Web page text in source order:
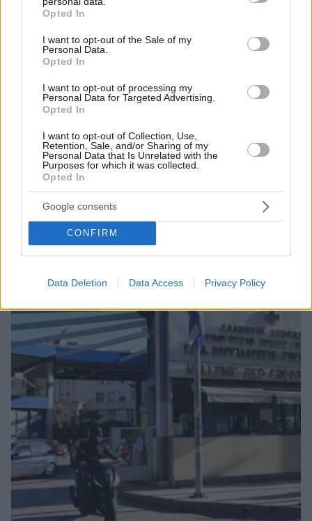
grant or deny consent to Google and its third-party tags to
use your data for below specified purposes in below Google
consent section.
Opted In
I want to opt-out of the Sale of my
Personal Data.
Opted In
I want to opt-out of processing my
Personal Data for Targeted Advertising.
Opted In
I want to opt-out of Collection, Use,
Retention, Sale, and/or Sharing of my
Personal Data that Is Unrelated with the
Purposes for which it was collected.
Opted In
Google consents
CONFIRM
Data Deletion Data Access Privacy Policy
Μαντόνα για Γουίλιαμ Όρμπιτ: Η μουσική σου μου
τυχερή που σε γνώρισα
διαγνώστηκε με Αλτσχάιμερ και επέλεξε την ιατρικώς
υποβοηθούμενη αυτοκτονία
πριν 33 λεπτά
ΔΕΙΤΕ ΟΛΕΣ ΤΙΣ ΕΙΔΗΣΕΙΣ
ΤΑ ΠΙΟ ΔΗΜΟΦΙΛΗ